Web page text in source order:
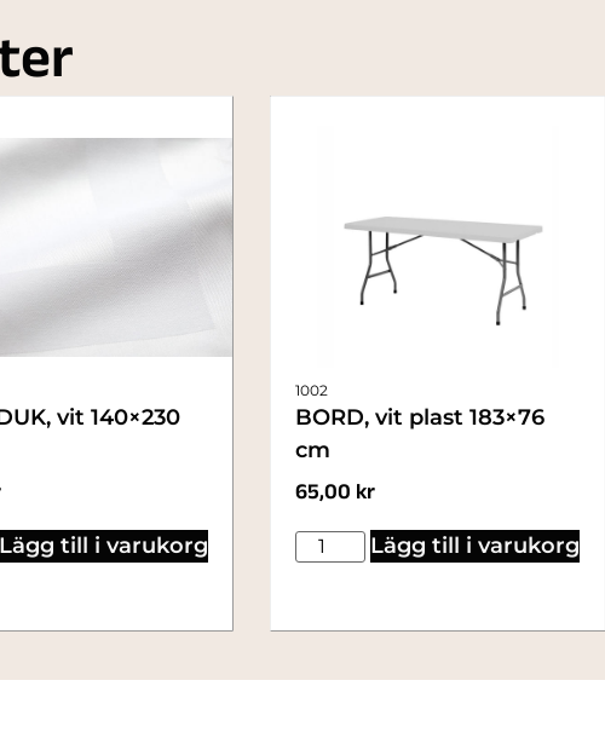
vit 140×230
Lägg till i varukorg
1002
BORD, vit plast 183×76
cm
65,00 kr
Lägg till i varukorg